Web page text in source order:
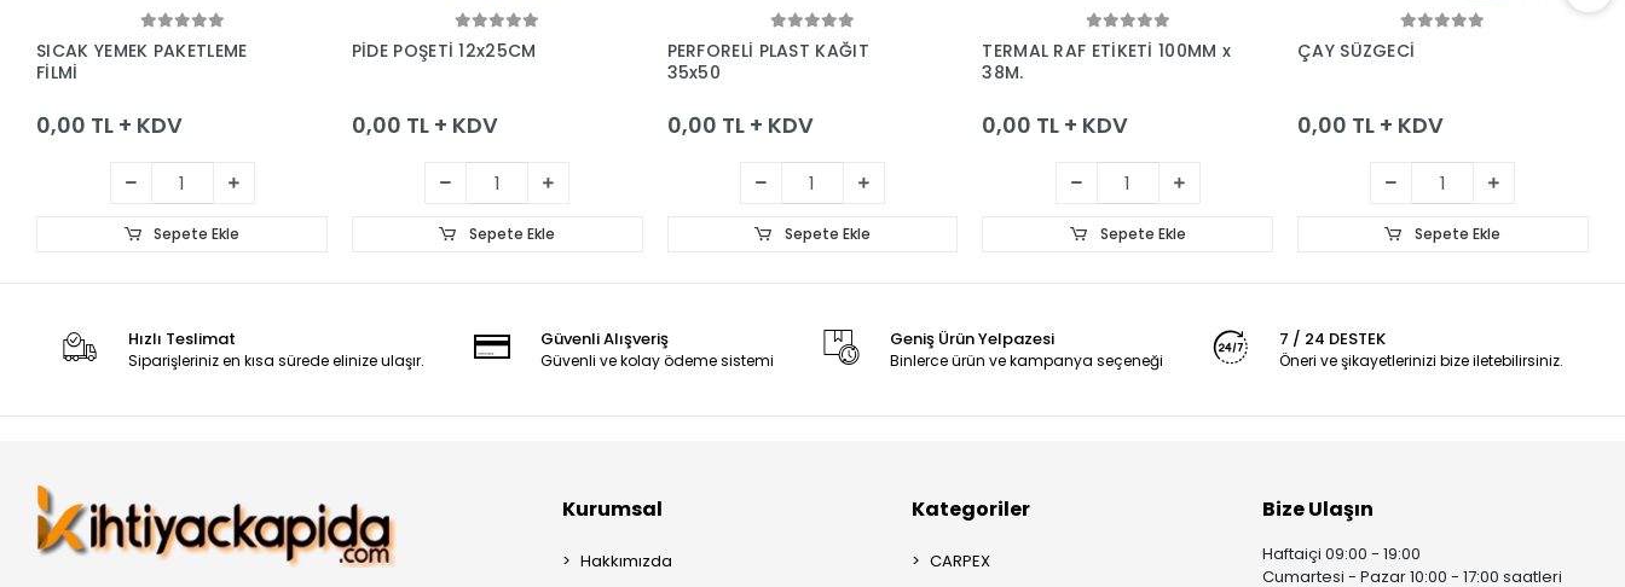
Sepete Ekle
SICAK YEMEK PAKETLEME
FİLMİ
0,00 TL + KDV
Sepete Ekle
Sepete Ekle
PİDE POŞETİ 12x25CM
0,00 TL + KDV
Sepete Ekle
Sepete Ekle
PERFORELİ PLAST KAĞIT
35x50
0,00 TL + KDV
Sepete Ekle
Sepete Ekle
TERMAL RAF ETİKETİ 100MM x
38M.
0,00 TL + KDV
Sepete Ekle
Sepete Ekle
ÇAY SÜZGECİ
0,00 TL + KDV
Sepete Ekle
Hızlı Teslimat
Siparişleriniz en kısa sürede elinize ulaşır.
Güvenli Alışveriş
Güvenli ve kolay ödeme sistemi
Geniş Ürün Yelpazesi
Binlerce ürün ve kampanya seçeneği
7 / 24 DESTEK
Öneri ve şikayetlerinizi bize iletebilirsiniz.
Kurumsal
Hakkımızda
Kategoriler
CARPEX
Bize Ulaşın
Haftaiçi 09:00 - 19:00
Cumartesi - Pazar 10:00 - 17:00 saatleri